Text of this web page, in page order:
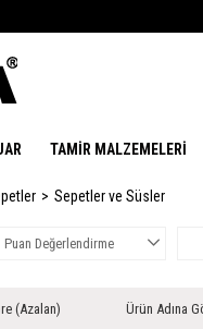
TAMİR MALZEMELERİ
Sepetler ve Süsler
Puan Değerlendirme
(Azalan) Ürün Adına